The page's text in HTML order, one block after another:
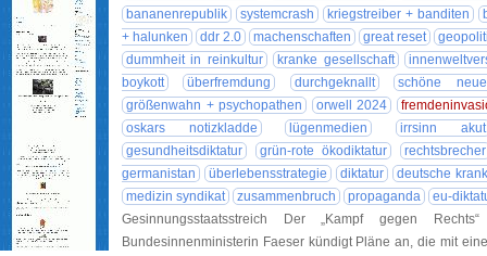
bananenrepublik
systemcrash kriegstreiber + banditen
+ halunken
ddr 2.0 machenschaften great reset
dummheit in reinkultur
kranke gesellschaft
boykott
überfremdung durchgeknallt
schöne
größenwahn + psychopathen
orwell 2024
oskars notizkladde
lügenmedien
irrsinn akut
gesundheitsdiktatur
grün-rote ökodiktatur
rechtsbrecher
germanistan
überlebensstrategie diktatur
deutsche
medizin syndikat
zusammenbruch propaganda
eu-
Gesinnungsstaatsstreich Der „Kampf gegen
Bundesinnenministerin Faeser kündigt Pläne an, die mit